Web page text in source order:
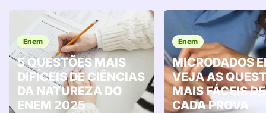
Enem
5 QUESTÕES MAIS
DIFÍCEIS DE CIÊNCIAS
DA NATUREZA DO
ENEM 2025
Enem
MICRODADOS
VEJA AS
MAIS FÁCEIS DE
CADA PROVA